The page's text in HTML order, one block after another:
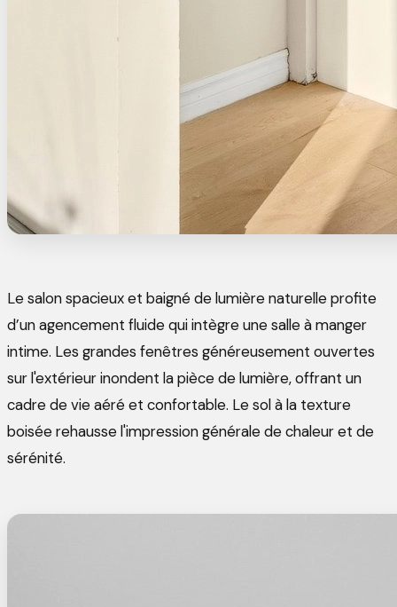
Le salon spacieux et baigné de lumière naturelle profite
d’un agencement fluide qui intègre une salle à manger
intime. Les grandes fenêtres généreusement ouvertes
sur l'extérieur inondent la pièce de lumière, offrant un
cadre de vie aéré et confortable. Le sol à la texture
boisée rehausse l'impression générale de chaleur et de
sérénité.